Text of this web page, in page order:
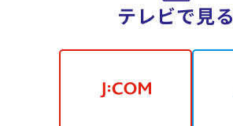
テレビで見る